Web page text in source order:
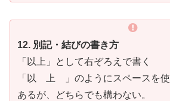
12. 別記・結びの書き方
「以上」として右ぞろえで書く
「以 上 」のようにスペースを使
あるが、どちらでも構わない。